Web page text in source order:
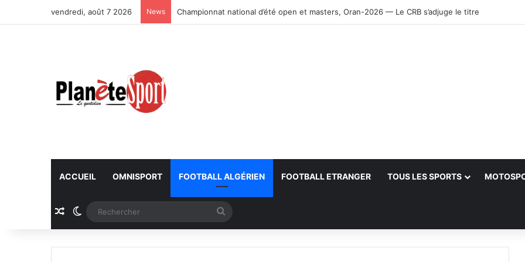
vendredi, août 7 2026 News Championnat national d’été open et masters, Oran-2026 — Le CRB s’adjuge le titre
ACCUEIL OMNISPORT FOOTBALL ALGÉRIEN FOOTBALL ETRANGER TOUS LES SPORTS
Article Aléatoire
Switch skin